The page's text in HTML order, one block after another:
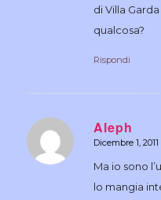
di Villa
qualcosa?
Rispondi
Aleph
dice:
Dicembre 1,
Ma io sono
lo mangia